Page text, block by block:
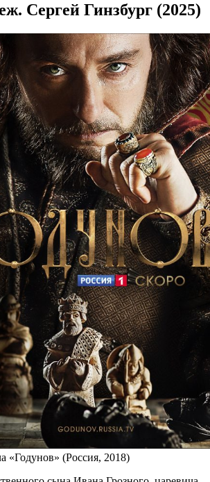
Сергей Гинзбург (2025)
«Годунов» (Россия, 2018)